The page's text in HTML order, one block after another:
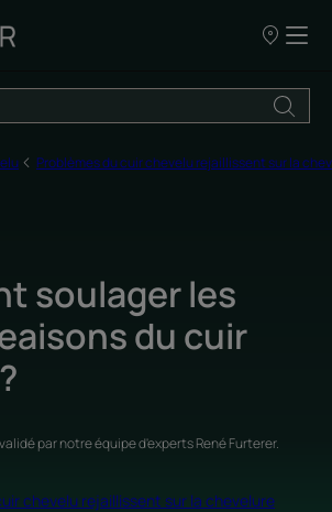
NOS
VENTE
Problèmes du cuir chevelu rejaillissent sur la
soulager les
du cuir
parnotre équipe d'experts René Furterer.
chevelu rejaillissent sur la chevelure